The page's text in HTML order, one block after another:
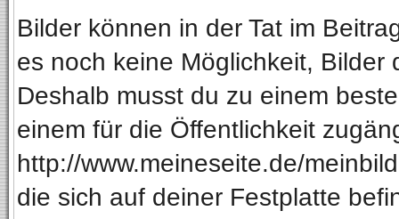
Bilder können in der Tat im
es noch keine Möglichkeit,
Deshalb musst du zu einem
einem für die Öffentlichkeit
http://www.meineseite.de/
die sich auf deiner Festplatte